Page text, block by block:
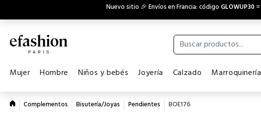
Nuevo sitio 🎉 Envíos en Francia: código GLOWUP30 =
Mujer Hombre Niños y bebés Joyería Calzado Marroquinería
Complementos Bisutería/Joyas Pendientes BOE176